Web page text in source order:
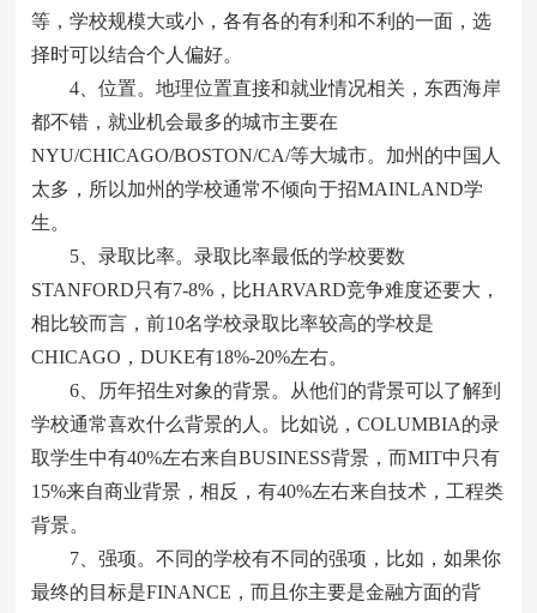
等，学校规模大或小，各有各的有利和不利的一面，选
择时可以结合个人偏好。
4、位置。地理位置直接和就业情况相关，东西海岸
都不错，就业机会最多的城市主要在
NYU/CHICAGO/BOSTON/CA/等大城市。加州的中国人
太多，所以加州的学校通常不倾向于招MAINLAND学
生。
5、录取比率。录取比率最低的学校要数
STANFORD只有7-8%，比HARVARD竞争难度还要大，
相比较而言，前10名学校录取比率较高的学校是
CHICAGO，DUKE有18%-20%左右。
6、历年招生对象的背景。从他们的背景可以了解到
学校通常喜欢什么背景的人。比如说，COLUMBIA的录
取学生中有40%左右来自BUSINESS背景，而MIT中只有
15%来自商业背景，相反，有40%左右来自技术，工程类
背景。
7、强项。不同的学校有不同的强项，比如，如果你
最终的目标是FINANCE，而且你主要是金融方面的背